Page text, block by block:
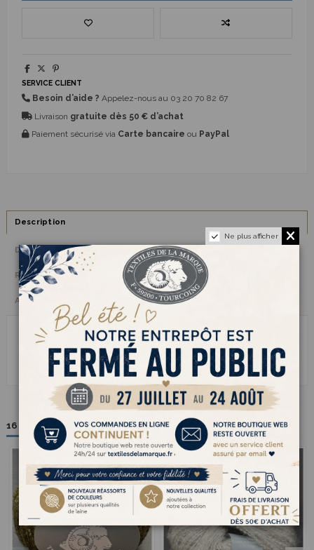
SERVICE CLIENT
Besoin d’aide ? Appelez-nous au 03 20 70 82 67
Livraison gratuite dès 50 € d’achat
Paiement sécurisé via Carte bancaire ou PayPal
Description
Détails du produit
Reviews(0)
Avis clients
72% Acrylique 16%Polyester 12% Laine. Pelote de 25 g pour 150
Luminance est un fil à tricoter en double ou avec un autre fil. Pour
donner de l'éclat à vos tricots.
16 autres produits dans la même catégorie :
Ne plus afficher